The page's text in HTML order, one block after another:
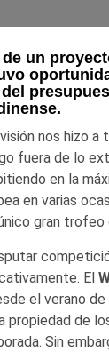
un
nos hizo a
fuera de lo
en la
en varias
gran trofeo
El
el verano
propiedad de
Sin